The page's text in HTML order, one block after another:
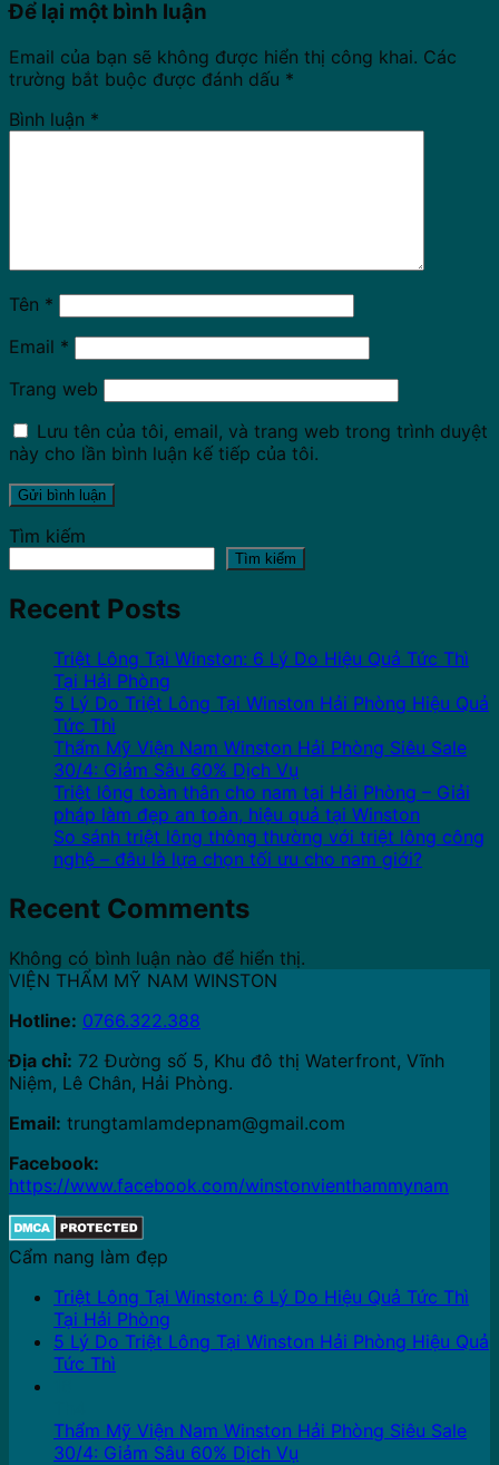
Để lại một bình luận
Email của bạn sẽ không được hiển thị công khai. Các
trường bắt buộc được đánh dấu *
Bình luận *
Tên *
Email *
Trang web
Lưu tên của tôi, email, và trang web trong trình duyệt
này cho lần bình luận kế tiếp của tôi.
Tìm kiếm
Tìm kiếm
Recent Posts
Triệt Lông Tại Winston: 6 Lý Do Hiệu Quả Tức Thì
Tại Hải Phòng
5 Lý Do Triệt Lông Tại Winston Hải Phòng Hiệu Quả
Tức Thì
Thẩm Mỹ Viện Nam Winston Hải Phòng Siêu Sale
30/4: Giảm Sâu 60% Dịch Vụ
Triệt lông toàn thân cho nam tại Hải Phòng – Giải
pháp làm đẹp an toàn, hiệu quả tại Winston
So sánh triệt lông thông thường với triệt lông công
nghệ – đâu là lựa chọn tối ưu cho nam giới?
Recent Comments
Không có bình luận nào để hiển thị.
VIỆN THẨM MỸ NAM WINSTON
Hotline: 0766.322.388
Địa chỉ: 72 Đường số 5, Khu đô thị Waterfront, Vĩnh
Niệm, Lê Chân, Hải Phòng.
Email: trungtamlamdepnam@gmail.com
Facebook:
https://www.facebook.com/winstonvienthammynam
Cẩm nang làm đẹp
Triệt Lông Tại Winston: 6 Lý Do Hiệu Quả Tức Thì
Tại Hải Phòng
5 Lý Do Triệt Lông Tại Winston Hải Phòng Hiệu Quả
Tức Thì
Thẩm Mỹ Viện Nam Winston Hải Phòng Siêu Sale
30/4: Giảm Sâu 60% Dịch Vụ